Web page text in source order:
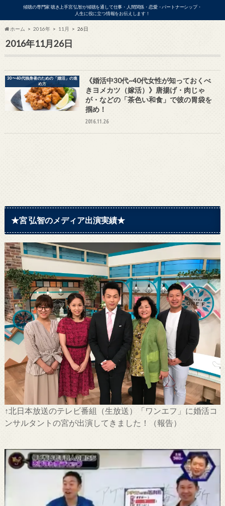
傾聴の専門家 聴き上手宮 弘智が傾聴を通して仕事・人間関係・恋愛・パートナーシップ・
人生に役に立つ情報をお伝えします！
ホーム 2016年 11月 26日
2016年11月26日
30〜40代独身者のための「婚活」の進
め方
《婚活中30代~40代女性が知っておくべ
きヨメカツ（嫁活）》唐揚げ・肉じゃ
が・などの「茶色い和食」で彼の胃袋を
掴め！
2016.11.26
★宮 弘智のメディア出演実績★
↑北日本放送のテレビ番組（生放送）「ワンエフ」に婚活コ
ンサルタントの宮が出演してきました！（報告）